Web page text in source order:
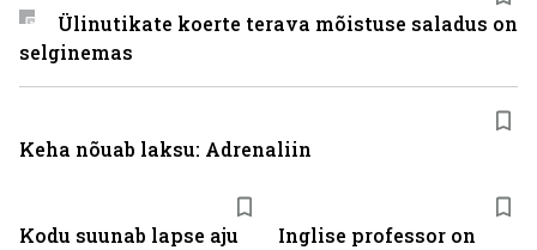
Kodu suunab lapse aju
Inglise professor on
Ülinutikate koerte terava mõistuse saladus on
selginemas
Keha nõuab laksu: Adrenaliin